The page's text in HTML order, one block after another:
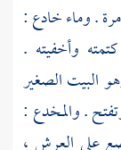
. وماء خادع :
وأخفيته .
البيت الصغير
. والمخدع :